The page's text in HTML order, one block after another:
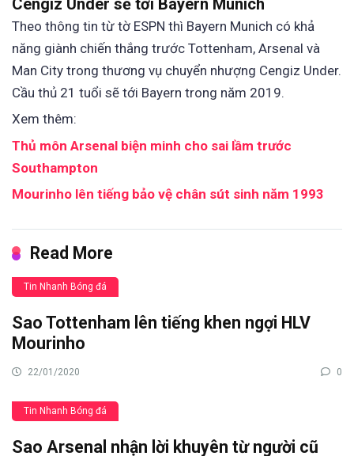
Cengiz Under sẽ tới Bayern Munich
Theo thông tin từ tờ ESPN thì Bayern Munich có khả
năng giành chiến thắng trước Tottenham, Arsenal và
Man City trong thương vụ chuyển nhượng Cengiz Under.
Cầu thủ 21 tuổi sẽ tới Bayern trong năm 2019.
Xem thêm:
Thủ môn Arsenal biện minh cho sai lầm trước
Southampton
Mourinho lên tiếng bảo vệ chân sút sinh năm 1993
Read More
Tin Nhanh Bóng đá
Sao Tottenham lên tiếng khen ngợi HLV
Mourinho
22/01/2020 0
Tin Nhanh Bóng đá
Sao Arsenal nhận lời khuyên từ người cũ